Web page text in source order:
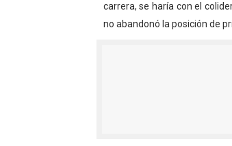
carrera, se haría con el
no abandonó la posición de